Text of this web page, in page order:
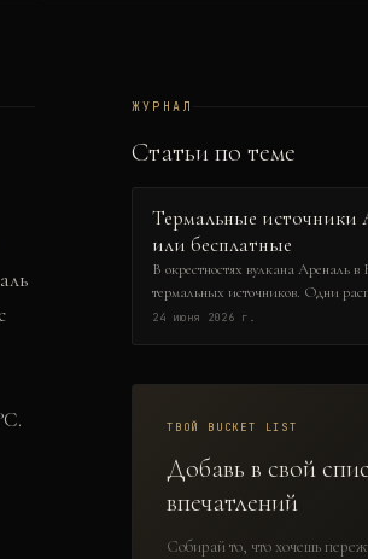
ЖУРНАЛ
Статьи по теме
Термальные источники
или бесплатные
В окрестностях вулкана Ареналь
термальных источников. Одни
дорогих курортов, другие — в
узнаете, где находятся бесплатные
24 июня 2026 г.
ТВОЙ BUCKET LIST
Добавь в свой
впечатлений
Собирай то, что хочешь